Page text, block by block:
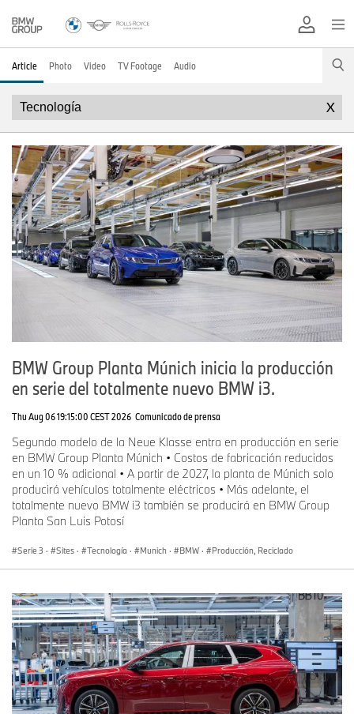
Article Photo Video TV Footage Audio
X
BMW Group Planta Múnich inicia la producción
en serie del totalmente nuevo BMW i3.
Thu Aug 06 19:15:00 CEST 2026 Comunicado de prensa
Segundo modelo de la Neue Klasse entra en producción en serie
en BMW Group Planta Múnich • Costos de fabricación reducidos
en un 10 % adicional • A partir de 2027, la planta de Múnich solo
producirá vehículos totalmente eléctricos • Más adelante, el
totalmente nuevo BMW i3 también se producirá en BMW Group
Planta San Luis Potosí
Serie 3 · Sites · Tecnología · Munich · BMW · Producción, Reciclado